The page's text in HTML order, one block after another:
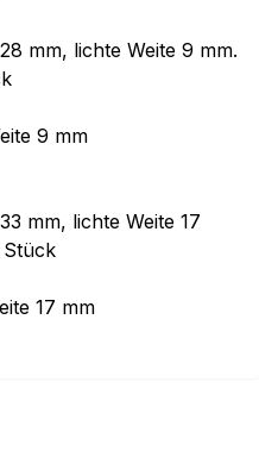
mm, lichte Weite 9 mm.
9 mm
mm, lichte Weite 17
Stück
17 mm